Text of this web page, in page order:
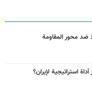
محور المقاومة
استراتيجية لإيران؟